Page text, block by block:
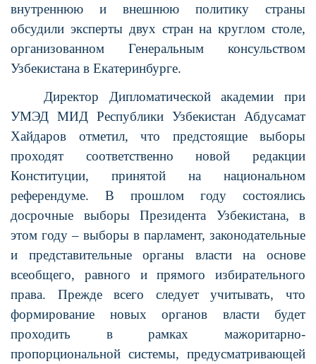
внутреннюю и внешнюю политику страны
обсудили эксперты двух стран на круглом столе,
организованном Генеральным консульством
Узбекистана в Екатеринбурге.
Директор Дипломатической академии при
УМЭД МИД Республики Узбекистан Абдусамат
Хайдаров отметил, что предстоящие выборы
проходят соответственно новой редакции
Конституции, принятой на национальном
референдуме. В прошлом году состоялись
досрочные выборы Президента Узбекистана, в
этом году – выборы в парламент, законодательные
и представительные органы власти на основе
всеобщего, равного и прямого избирательного
права. Прежде всего следует учитывать, что
формирование новых органов власти будет
проходить в рамках мажоритарно-
пропорциональной системы, предусматривающей